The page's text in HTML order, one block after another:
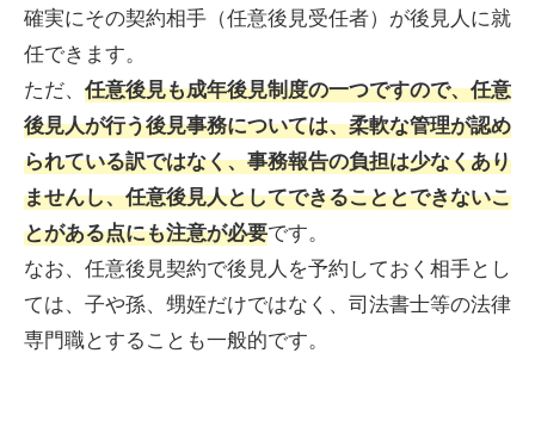
確実にその契約相手（任意後見受任者）が後見人に就
任できます。
ただ、 任意後見も成年後見制度の一つですので、任意
後見人が行う後見事務については、柔軟な管理が認め
られている訳ではなく、事務報告の負担は少なくあり
ませんし、任意後見人としてできることとできないこ
とがある点にも注意が必要です。
なお、任意後見契約で後見人を予約しておく相手とし
ては、子や孫、甥姪だけではなく、司法書士等の法律
専門職とすることも一般的です。